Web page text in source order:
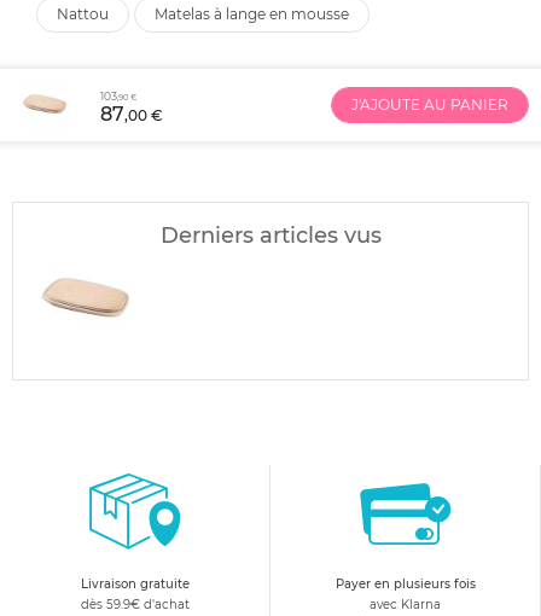
nattou matelas à lange en mousse
103,90 €
87,00 €
J'AJOUTE AU PANIER
Derniers articles vus
Livraison gratuite
dès 59.9€ d'achat
Payer en plusieurs fois
avec Klarna